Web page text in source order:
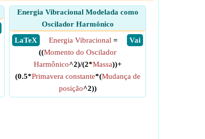
Energia Vibracional Modelada como
Oscilador Harmônico
​ LaTeX
​ Vai
Energia Vibracional =
((Momento do Oscilador
Harmônico^2)/(2*Massa))+
(0.5*Primavera constante*(Mudança de
posição^2))